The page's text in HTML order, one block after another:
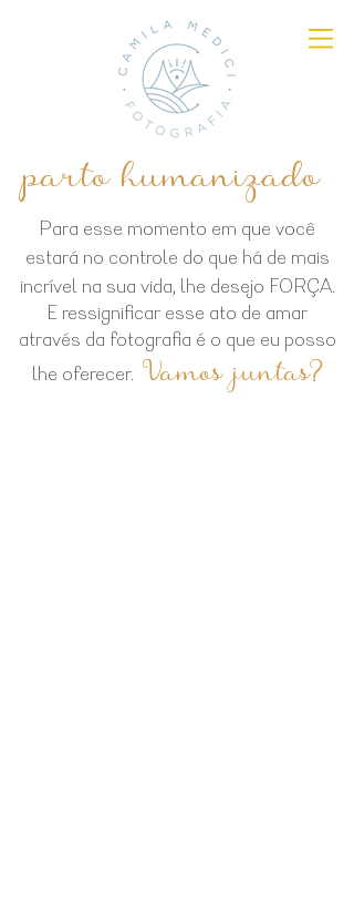
parto humanizado
Para esse momento em que você
estará no controle do que há de mais
incrível na sua vida, lhe desejo FORÇA.
E ressignificar esse ato de amar
através da fotografia é o que eu posso
lhe oferecer. Vamos juntas?